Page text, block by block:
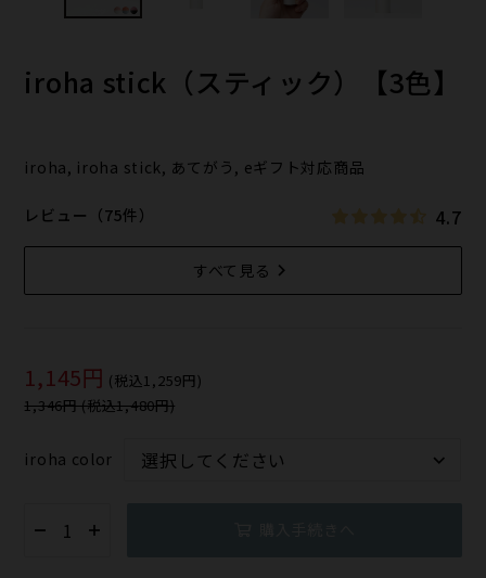
iroha stick（スティック）【3色】
iroha, iroha stick, あてがう, eギフト対応商品
レビュー（75件） 4.7
すべて見る
1,145円 (税込1,259円)
1,346円 (税込1,480円)
iroha color